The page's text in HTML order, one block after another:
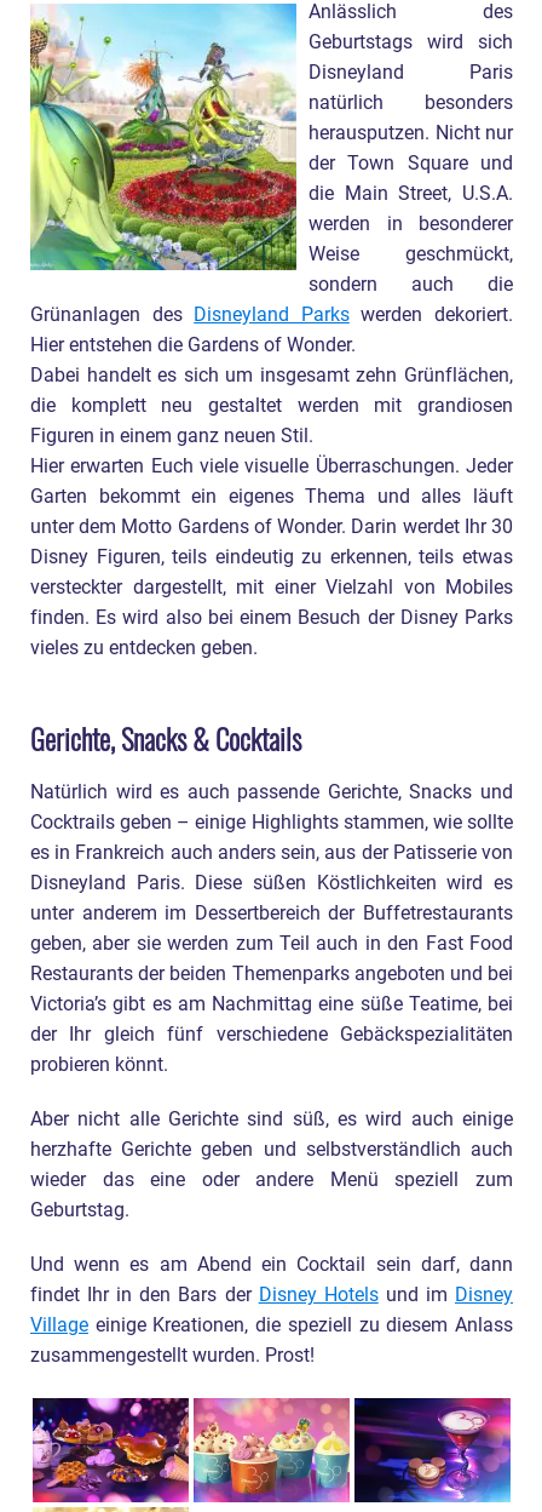
Anlässlich des
Geburtstags wird sich
Disneyland Paris
natürlich besonders
herausputzen. Nicht nur
der Town Square und
die Main Street, U.S.A.
werden in besonderer
Weise geschmückt,
sondern auch die
Grünanlagen des Disneyland Parkswerden dekoriert.
Hier entstehen die Gardens of Wonder.
Dabei handelt es sich um insgesamt zehn Grünflächen,
die komplett neu gestaltet werden mit grandiosen
Figuren in einem ganz neuen Stil.
Hier erwarten Euch viele visuelle Überraschungen. Jeder
Garten bekommt ein eigenes Thema und alles läuft
unter dem Motto Gardens of Wonder. Darin werdet Ihr 30
Disney Figuren, teils eindeutig zu erkennen, teils etwas
versteckter dargestellt, mit einer Vielzahl von Mobiles
finden. Es wird also bei einem Besuch der Disney Parks
vieles zu entdecken geben.
Gerichte, Snacks & Cocktails
Natürlich wird es auch passende Gerichte, Snacks und
Cocktrails geben – einige Highlights stammen, wie sollte
es in Frankreich auch anders sein, aus der Patisserie von
Disneyland Paris. Diese süßen Köstlichkeiten wird es
unter anderem im Dessertbereich der Buffetrestaurants
geben, aber sie werden zum Teil auch in den Fast Food
Restaurants der beiden Themenparks angeboten und bei
Victoria’s gibt es am Nachmittag eine süße Teatime, bei
der Ihr gleich fünf verschiedene Gebäckspezialitäten
probieren könnt.
Aber nicht alle Gerichte sind süß, es wird auch einige
herzhafte Gerichte geben und selbstverständlich auch
wieder das eine oder andere Menü speziell zum
Geburtstag.
Und wenn es am Abend ein Cocktail sein darf, dann
findet Ihr in den Bars der Disney Hotelsund im Disney
Village einige Kreationen, die speziell zu diesem Anlass
zusammengestellt wurden. Prost!